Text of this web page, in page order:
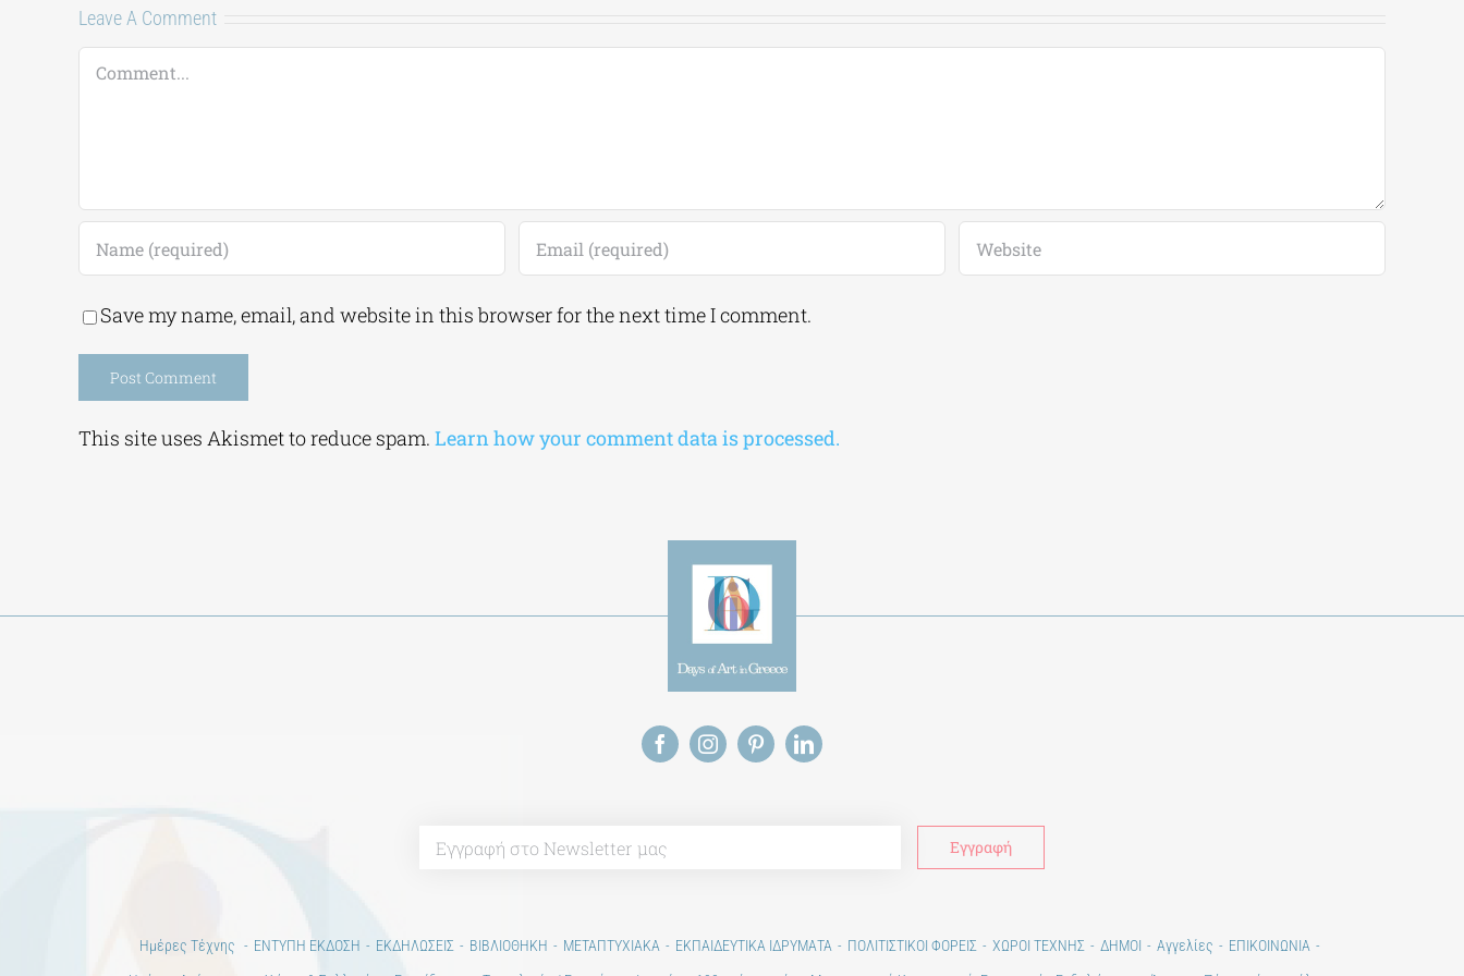
Leave A Comment
Comment
Save my name, email, and website in this browser for the next time I comment.
This site uses Akismet to reduce spam. Learn how your comment data is processed.
Ημέρες Τέχνης ΕΝΤΥΠΗ ΕΚΔΟΣΗ ΕΚΔΗΛΩΣΕΙΣ ΒΙΒΛΙΟΘΗΚΗ ΜΕΤΑΠΤΥΧΙΑΚΑ ΕΚΠΑΙΔΕΥΤΙΚΑ ΙΔΡΥΜΑΤΑ ΠΟΛΙΤΙΣΤΙΚΟΙ ΦΟΡΕΙΣ ΧΩΡΟΙ ΤΕΧΝΗΣ ΔΗΜΟΙ Αγγελίες
ΕΠΙΚΟΙΝΩΝΙΑ